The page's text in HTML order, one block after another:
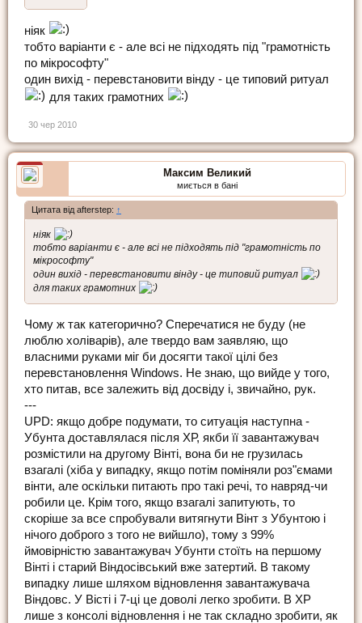
ніяк
тобто варіанти є - але всі не підходять під "грамотність
по мікрософту"
один вихід - перевстановити вінду - це типовий ритуал
для таких грамотних
30 чер 2010
Максим Великий
миється в бані
Цитата від afterstep: ↑
ніяк
тобто варіанти є - але всі не підходять під "грамотність по
мікрософту"
один вихід - перевстановити вінду - це типовий ритуал
для таких грамотних
Чому ж так категорично? Сперечатися не буду (не
люблю холіварів), але твердо вам заявляю, що
власними руками міг би досягти такої цілі без
перевстановлення Windows. Не знаю, що вийде у того,
хто питав, все залежить від досвіду і, звичайно, рук.
---
UPD: якщо добре подумати, то ситуація наступна -
Убунта доставлялася після ХР, якби її завантажувач
розмістили на другому Вінті, вона би не грузилась
взагалі (хіба у випадку, якщо потім поміняли роз"ємами
вінти, але оскільки питають про такі речі, то навряд-чи
робили це. Крім того, якщо взагалі запитують, то
скоріше за все спробували витягнути Вінт з Убунтою і
нічого доброго з того не вийшло), тому з 99%
ймовірністю завантажувач Убунти стоїть на першому
Вінті і старий Віндосівський вже затертий. В такому
випадку лише шляхом відновлення завантажувача
Віндовс. У Вісті і 7-ці це доволі легко зробити. В ХР
лише з консолі відновлення і не так складно зробити, як